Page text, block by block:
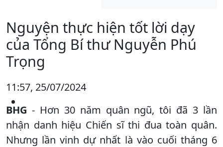
Nguyện thực hiện tốt lời dạy
của Tổng Bí thư Nguyễn Phú
Trọng
11:57, 25/07/2024
BHG - Hơn 30 năm quân ngũ, tôi đã 3 lần
nhận danh hiệu Chiến sĩ thi đua toàn quân.
Nhưng lần vinh dự nhất là vào cuối tháng 6